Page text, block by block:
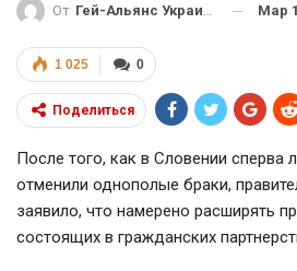
От Гей-Альянс Украина Мар
0
1 025
Поделиться
После того, как в Словении сперва
отменили однополые браки,
заявило, что намерено расширять
состоящих в гражданских